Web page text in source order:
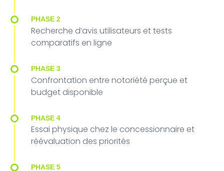
PHASE 2
Recherche d’avis utilisateurs et tests
comparatifs en ligne
PHASE 3
Confrontation entre notoriété perçue et
budget disponible
PHASE 4
Essai physique chez le concessionnaire et
réévaluation des priorités
PHASE 5